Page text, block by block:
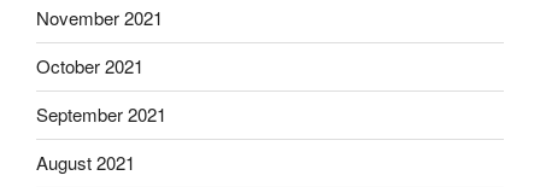
November 2021
October 2021
September 2021
August 2021